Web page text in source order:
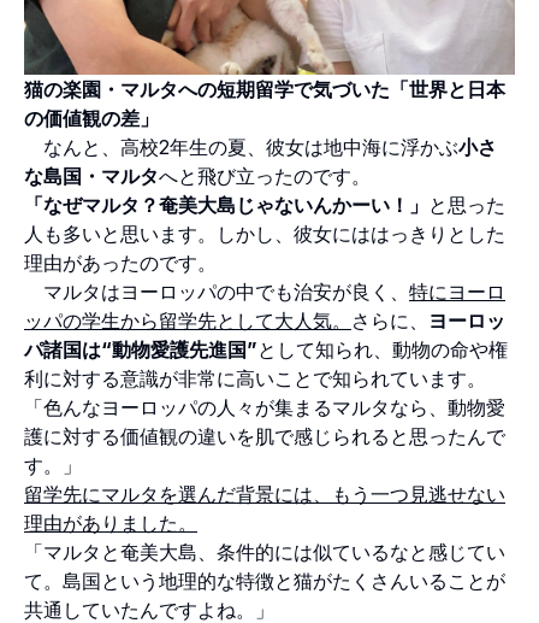
猫の楽園・マルタへの短期留学で気づいた「世界と日本
の価値観の差」
なんと、高校2年生の夏、彼女は地中海に浮かぶ小さ
な島国・マルタへと飛び立ったのです。
「なぜマルタ？奄美大島じゃないんかーい！」 と思った
人も多いと思います。しかし、彼女にははっきりとした
理由があったのです。
マルタはヨーロッパの中でも治安が良く、 特にヨーロ
ッパの学生から留学先として大人気。 さらに、 ヨーロッ
パ諸国は“動物愛護先進国”として知られ、動物の命や権
利に対する意識が非常に高いことで知られています。
「色んなヨーロッパの人々が集まるマルタなら、動物愛
護に対する価値観の違いを肌で感じられると思ったんで
す。」
留学先にマルタを選んだ背景には、もう一つ見逃せない
理由がありました。
「マルタと奄美大島、条件的には似ているなと感じてい
て。島国という地理的な特徴と猫がたくさんいることが
共通していたんですよね。」